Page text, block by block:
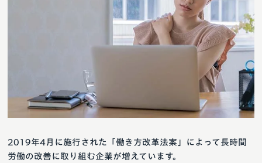
2019年4月に施行された「働き方改革法案」によって長時間
労働の改善に取り組む企業が増えています。